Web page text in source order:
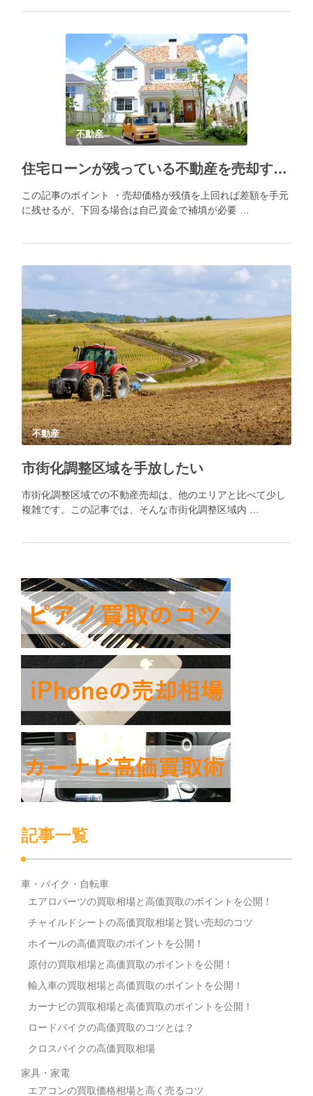
不動産
住宅ローンが残っている不動産を売却する方法
この記事のポイント ・売却価格が残債を上回れば差額を手元
に残せるが、下回る場合は自己資金で補填が必要 …
不動産
市街化調整区域を手放したい
市街化調整区域での不動産売却は、他のエリアと比べて少し
複雑です。この記事では、そんな市街化調整区域内 …
記事一覧
車・バイク・自転車
エアロパーツの買取相場と高価買取のポイントを公開！
チャイルドシートの高価買取相場と賢い売却のコツ
ホイールの高価買取のポイントを公開！
原付の買取相場と高価買取のポイントを公開！
輸入車の買取相場と高価買取のポイントを公開！
カーナビの買取相場と高価買取のポイントを公開！
ロードバイクの高価買取のコツとは？
クロスバイクの高価買取相場
家具・家電
エアコンの買取価格相場と高く売るコツ